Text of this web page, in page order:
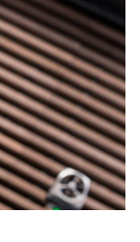
資料的組合可以
可以採用能夠測定